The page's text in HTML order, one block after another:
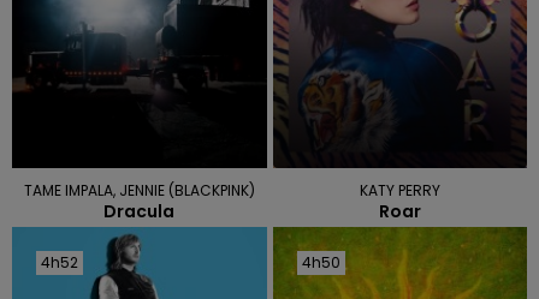
TAME IMPALA, JENNIE (BLACKPINK)
Dracula
KATY PERRY
Roar
4h52
4h52 4h50
4h50